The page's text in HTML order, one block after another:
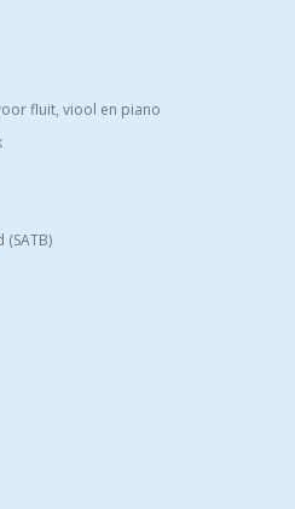
fluit, viool en piano